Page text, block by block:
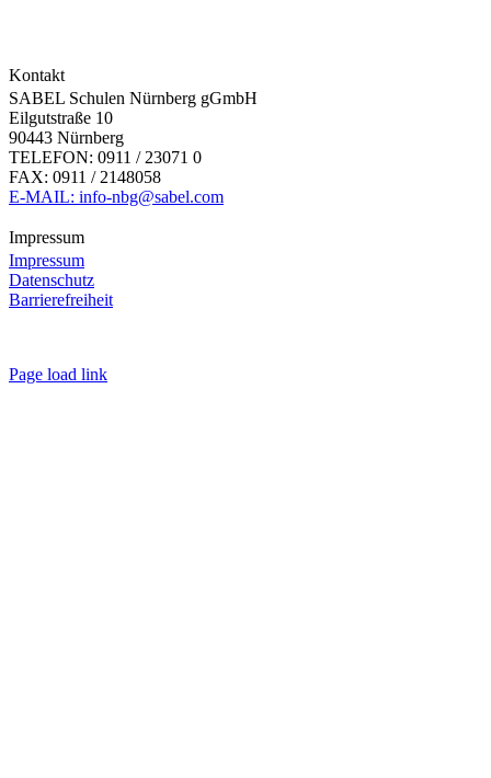
Kontakt
SABEL Schulen Nürnberg gGmbH
Eilgutstraße 10
90443 Nürnberg
TELEFON: 0911 / 23071 0
FAX: 0911 / 2148058
E-MAIL: info-nbg@sabel.com
Impressum
Impressum
Datenschutz
Barrierefreiheit
Page load link